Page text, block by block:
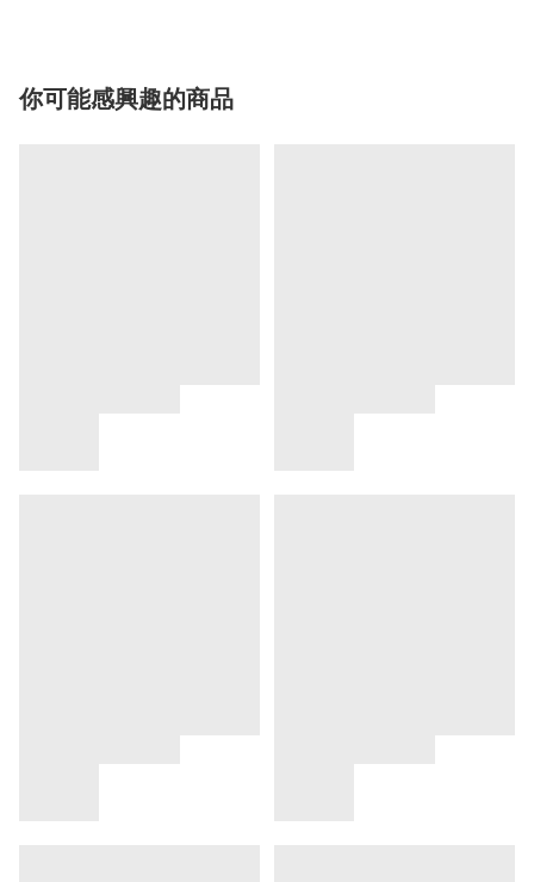
你可能感興趣的商品